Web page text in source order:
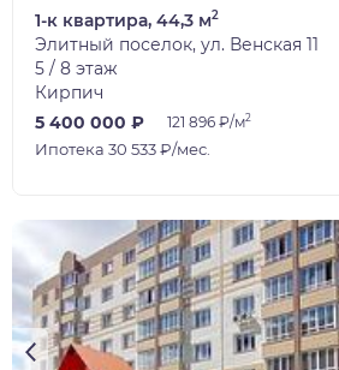
1-к квартира, 44,3 м2
Элитный поселок, ул. Венская 11
5 / 8 этаж
Кирпич
5 400 000 ₽
121 896 ₽/м2
Ипотека 30 533 ₽/мес.